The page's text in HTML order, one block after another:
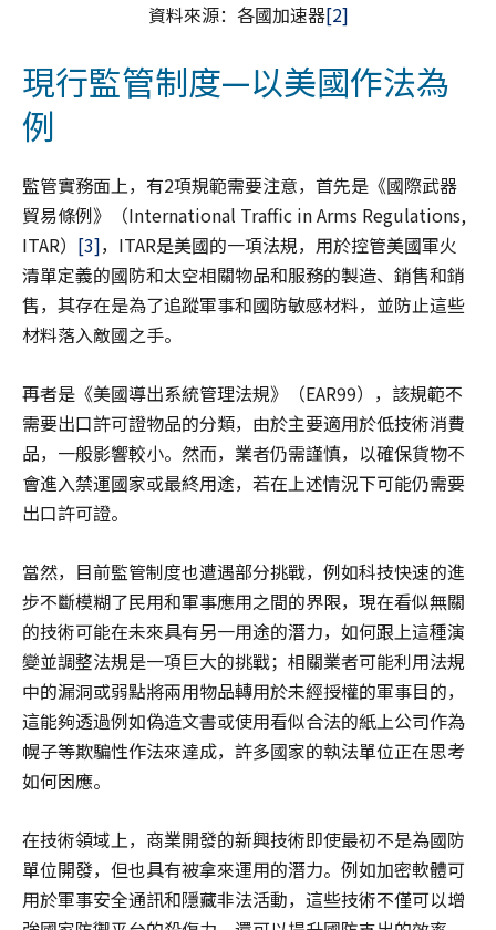
資料來源：各國加速器[2]
現行監管制度—以美國作法為
例
監管實務面上，有2項規範需要注意，首先是《國際武器
貿易條例》（International Traffic in Arms Regulations,
ITAR） [3]，ITAR是美國的一項法規，用於控管美國軍火
清單定義的國防和太空相關物品和服務的製造、銷售和銷
售，其存在是為了追蹤軍事和國防敏感材料，並防止這些
材料落入敵國之手。
再者是《美國導出系統管理法規》（EAR99），該規範不
需要出口許可證物品的分類，由於主要適用於低技術消費
品，一般影響較小。然而，業者仍需謹慎，以確保貨物不
會進入禁運國家或最終用途，若在上述情況下可能仍需要
出口許可證。
當然，目前監管制度也遭遇部分挑戰，例如科技快速的進
步不斷模糊了民用和軍事應用之間的界限，現在看似無關
的技術可能在未來具有另一用途的潛力，如何跟上這種演
變並調整法規是一項巨大的挑戰；相關業者可能利用法規
中的漏洞或弱點將兩用物品轉用於未經授權的軍事目的，
這能夠透過例如偽造文書或使用看似合法的紙上公司作為
幌子等欺騙性作法來達成，許多國家的執法單位正在思考
如何因應。
在技術領域上，商業開發的新興技術即使最初不是為國防
單位開發，但也具有被拿來運用的潛力。例如加密軟體可
用於軍事安全通訊和隱藏非法活動，這些技術不僅可以增